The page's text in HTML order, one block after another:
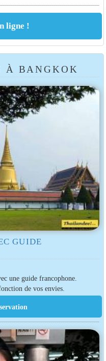
À BANGKOK
GUIDE
une guide francophone.
de vos envies.